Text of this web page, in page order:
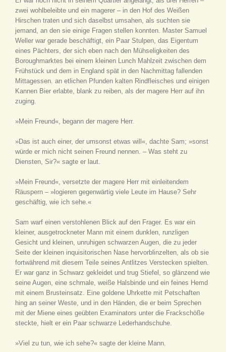
zwei wohlbeleibte und ein magerer – in den Hof des Weißen
Hirschen traten und sich daselbst umsahen, als suchten sie
jemand, an den sie einige Fragen stellen konnten. Master Samuel
Weller war gerade beschäftigt, ein Paar Stulpen, das Eigentum
eines Pächters, der sich eben nach den Mühseligkeiten des
Boroughmarktes bei einem kleinen Lunch Mahlzeit zwischen dem
Frühstück und dem in England spät in den Nachmittag fallenden
Mittagessen. an etlichen Pfunden kalten Rindfleisches und einigen
Kannen Bier erlabte, blank zu reiben, als der magere Herr auf ihn
zuging.
»Mein Freund«, begann der magere Herr.
»Das ist auch einer, der umsonst etwas will«, dachte Sam; »sonst
würde er mich nicht seinen Freund nennen. – Was steht zu
Diensten, Sir?« sagte er laut.
»Mein Freund«, versetzte der magere Herr mit einleitendem
Räuspern – »logieren gegenwärtig viele Leute im Hause? Sehr
geschäftig, wie ich sehe.«
Sam warf einen verstohlenen Blick auf den Frager. Es war ein
kleiner, ausgetrockneter Mann mit einem dunklen, runzligen
Gesicht und kleinen, unruhigen schwarzen Augen, die zu jeder
Seite der kleinen inquisitorischen Nase hervorblinzelten, als ob sie
fortwährend mit diesem Teile seines Antlitzes Verstecken spielten.
Er war ganz in Schwarz gekleidet und trug Stiefel, so glänzend wie
seine Augen, eine schmale, weiße Halsbinde und ein feines Hemd
mit einem Brusteinsatz. Eine goldene Uhrkette mit Petschaften
hing an seiner Weste, und in den Händen, die er beim Sprechen
mit der Miene eines geübten Examinators unter die Frackschöße
steckte, hielt er ein Paar schwarze Lederhandschuhe.
»Viel zu tun, wie ich sehe?« sagte der kleine Mann.